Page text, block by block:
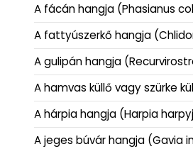
A fácán hangja (Phasianus
A fattyúszerkő hangja
A gulipán hangja
A hamvas küllő vagy szürke
A hárpia hangja (Harpia
A jeges búvár hangja (Gavia